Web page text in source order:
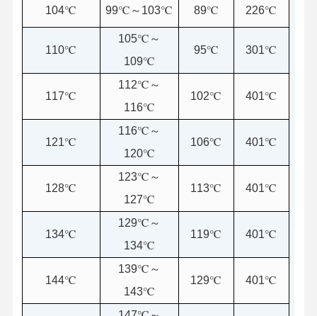
ホーム 企業情報 会社案内
104℃ 99℃～103℃ 89℃ 226℃
110℃
105℃～
109℃
95℃ 301℃
117℃
112℃～
116℃
102℃ 401℃
121℃
116℃～
120℃
106℃ 401℃
128℃
123℃～
127℃
113℃ 401℃
134℃
129℃～
134℃
119℃ 401℃
144℃
139℃～
143℃
129℃ 401℃